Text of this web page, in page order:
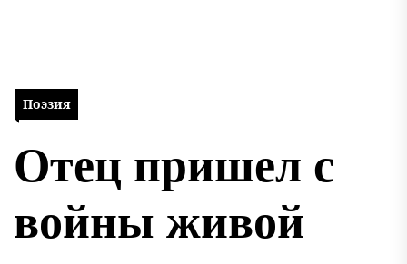
Поэзия
Отец пришел с
войны живой